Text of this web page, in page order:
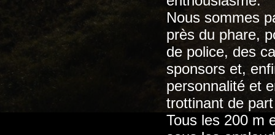
Nous sommes
près du phare,
de police, des
sponsors et,
personnalité et
trottinant de part
Tous les 200 m